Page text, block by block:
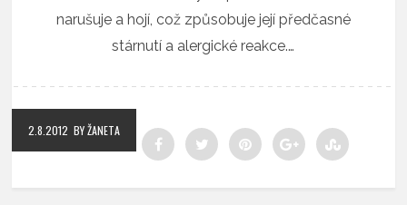
narušuje a hojí, což způsobuje její předčasné
stárnutí a alergické reakce.…
2.8.2012 BY ŽANETA